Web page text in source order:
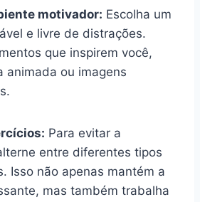
motivador: Escolha um
e livre de distrações.
que inspirem você,
animada ou imagens
Para evitar a
entre diferentes tipos
Isso não apenas mantém a
mas também trabalha